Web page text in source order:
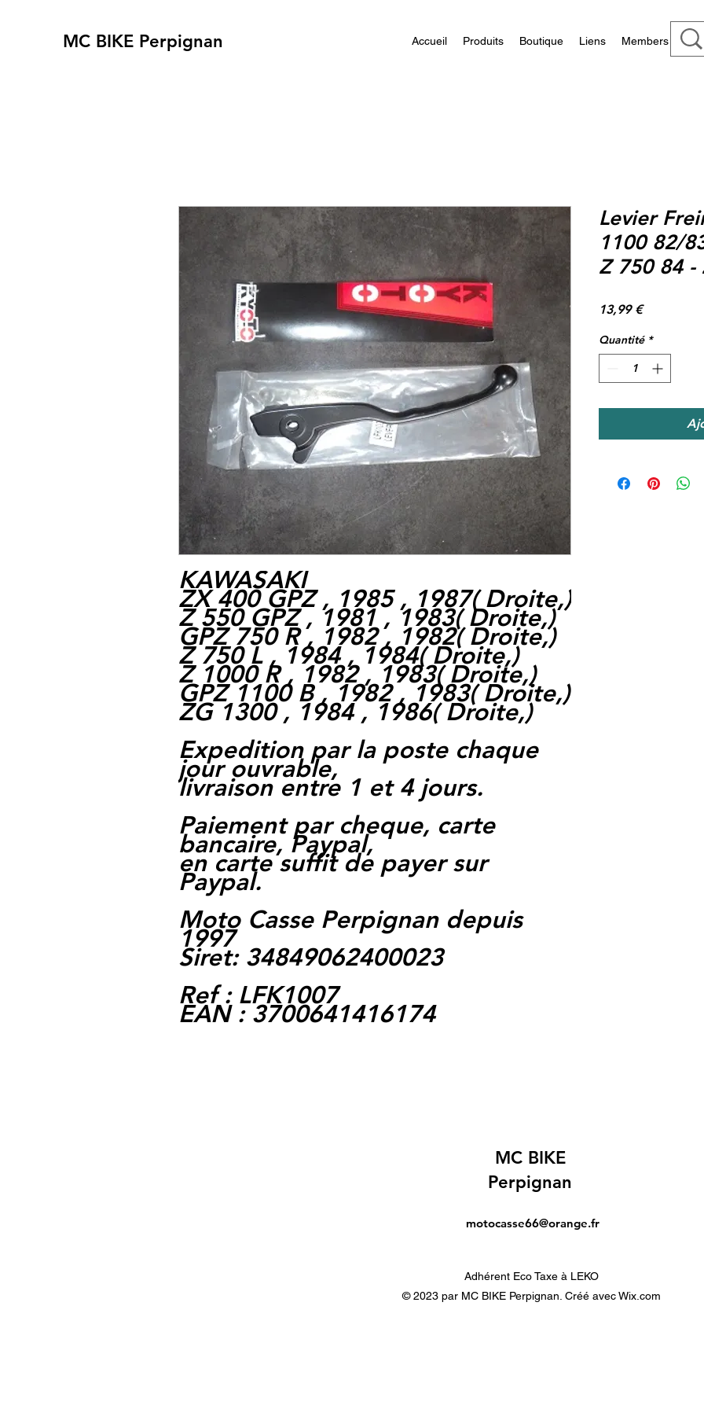
MC BIKE Perpignan Accueil Produits Boutique Liens Members
KAWASAKI
ZX 400 GPZ , 1985 , 1987(Droite,)
Z 550 GPZ , 1981 , 1983(Droite,)
GPZ 750 R , 1982 , 1982(Droite,)
Z 750 L , 1984 , 1984(Droite,)
Z 1000 R , 1982 , 1983(Droite,)
GPZ 1100 B , 1982 , 1983(Droite,)
ZG 1300 , 1984 , 1986(Droite,)
Expedition par la poste chaque
jour ouvrable,
livraison entre 1 et 4 jours.
Paiement par cheque, carte
bancaire, Paypal,
en carte suffit de payer sur
Paypal.
Moto Casse Perpignan depuis
1997
Siret: 34849062400023
Ref : LFK1007
EAN : 3700641416174
Levier
1100 82/
Z 750 84 -
13,99 €Prix
Quantité *
MC BIKE
Perpignan
motocasse66@orange.fr
Adhérent Eco Taxe à LEKO
© 2023 par MC BIKE Perpignan. Créé avec Wix.com